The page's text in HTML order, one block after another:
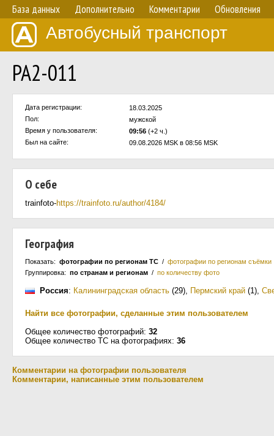
База данных Дополнительно Комментарии Обновления
Автобусный транспорт
РА2-011
Дата регистрации:
18.03.2025
Пол:
мужской
Время у пользователя:
09:56 (+2 ч.)
Был на сайте:
09.08.2026 MSK в 08:56 MSK
О себе
trainfoto-https://trainfoto.ru/author/4184/
География
Показать: фотографии по регионам ТС / фотографии по регионам съёмки
Группировка: по странам и регионам / по количеству фото
Россия: Калининградская область (29), Пермский край (1),
Найти все фотографии, сделанные этим пользователем
Общее количество фотографий: 32
Общее количество ТС на фотографиях: 36
Комментарии на фотографии пользователя
Комментарии, написанные этим пользователем